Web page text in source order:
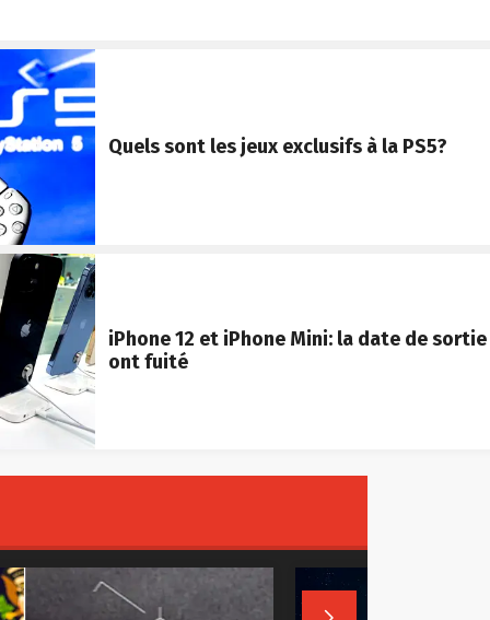
Quels sont les jeux exclusifs à la PS5?
iPhone 12 et iPhone Mini: la date de
ont fuité